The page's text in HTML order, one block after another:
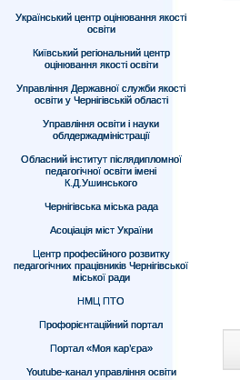
Український центр оцінювання якості
освіти
Київський регіональний центр
оцінювання якості освіти
Управління Державної служби якості
освіти у Чернігівській області
Управління освіти і науки
облдержадміністрації
Обласний інститут післядипломної
педагогічної освіти імені
К.Д.Ушинського
Чернігівська міська рада
Асоціація міст України
Центр професійного розвитку
педагогічних працівників Чернігівської
міської ради
НМЦ ПТО
Профорієнтаційний портал
Портал «Моя кар’єра»
Youtube-канал управління освіти